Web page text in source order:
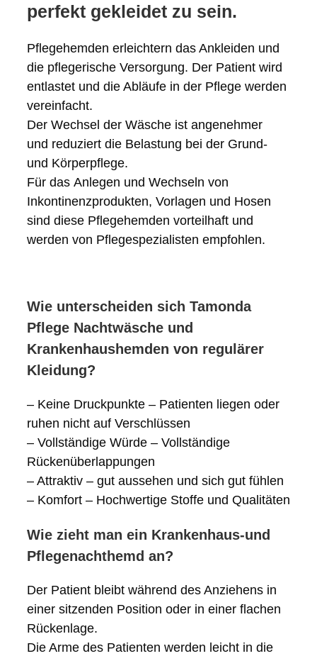
perfekt gekleidet zu sein.
Pflegehemden erleichtern das Ankleiden und
die pflegerische Versorgung. Der Patient wird
entlastet und die Abläufe in der Pflege werden
vereinfacht.
Der Wechsel der Wäsche ist angenehmer
und reduziert die Belastung bei der Grund-
und Körperpflege.
Für das Anlegen und Wechseln von
Inkontinenzprodukten, Vorlagen und Hosen
sind diese Pflegehemden vorteilhaft und
werden von Pflegespezialisten empfohlen.
Wie unterscheiden sich Tamonda
Pflege Nachtwäsche und
Krankenhaushemden von regulärer
Kleidung?
– Keine Druckpunkte – Patienten liegen oder
ruhen nicht auf Verschlüssen
– Vollständige Würde – Vollständige
Rückenüberlappungen
– Attraktiv – gut aussehen und sich gut fühlen
– Komfort – Hochwertige Stoffe und Qualitäten
Wie zieht man ein Krankenhaus-und
Pflegenachthemd an?
Der Patient bleibt während des Anziehens in
einer sitzenden Position oder in einer flachen
Rückenlage.
Die Arme des Patienten werden leicht in die